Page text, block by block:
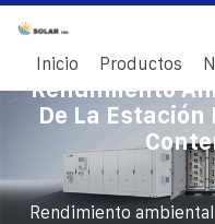
Inicio Productos
Rendimiento
De La Estación
Rendimiento